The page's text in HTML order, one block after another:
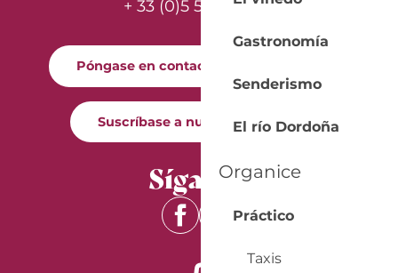
Gastronomía
Senderismo
El río Dordoña
Organice
Práctico
Taxis
+ 33 (0)5 53 57 03 11
Póngase en contacto con nosotros
Suscríbase a nuestro boletín
Síganos